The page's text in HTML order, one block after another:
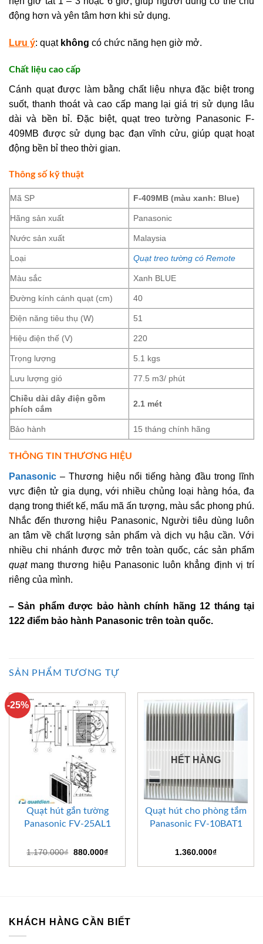
động hơn và yên tâm hơn khi sử dụng.
Lưu ý: quạt không có chức năng hẹn giờ mở.
Chất liệu cao cấp
Cánh quạt được làm bằng chất liệu nhựa đặc biệt trong
suốt, thanh thoát và cao cấp mang lại giá trị sử dụng lâu
dài và bền bỉ. Đặc biệt, quạt treo tường Panasonic F-
409MB được sử dụng bạc đạn vĩnh cửu, giúp quạt hoạt
động bền bỉ theo thời gian.
Thông số kỹ thuật
Mã SP F-409MB (màu xanh: Blue)
Hãng sản xuất Panasonic
Nước sản xuất Malaysia
Loại Quạt treo tường có Remote
Màu sắc Xanh BLUE
Đường kính cánh quạt (cm) 40
Điện năng tiêu thụ (W) 51
Hiệu điện thế (V) 220
Trọng lượng 5.1 kgs
Lưu lượng gió 77.5 m3/ phút
Chiều dài dây điện gồm
phích cắm
2.1 mét
Bảo hành 15 tháng chính hãng
THÔNG TIN THƯƠNG HIỆU
Panasonic – Thương hiệu nổi tiếng hàng đầu trong lĩnh
vực điện tử gia dụng, với nhiều chủng loại hàng hóa, đa
dạng trong thiết kế, mẩu mã ấn tượng, màu sắc phong phú.
Nhắc đến thương hiệu Panasonic, Người tiêu dùng luôn
an tâm về chất lượng sản phẩm và dịch vụ hậu cần. Với
nhiều chi nhánh được mở trên toàn quốc, các sản phẩm
quạtmang thương hiệu Panasonic luôn khẳng định vị trí
riêng của mình.
– Sản phẩm được bảo hành chính hãng 12 tháng tại
122 điểm bảo hành Panasonic trên toàn quốc.
SẢN PHẨM TƯƠNG TỰ
-25%
Quạt hút gắn tường
Panasonic FV-25AL1
1.170.000₫ Giá
là:
880.000₫Giá
tại
HẾT HÀNG
Quạt hút cho phòng tắm
Panasonic FV-10BAT1
1.360.000₫
KHÁCH HÀNG CẦN BIẾT